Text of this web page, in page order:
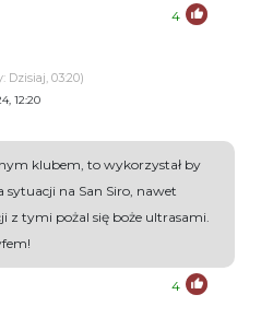
4
03:20)
12:20
klubem, to wykorzystał by
na San Siro, nawet
z tymi pożal się boże ultrasami.
4